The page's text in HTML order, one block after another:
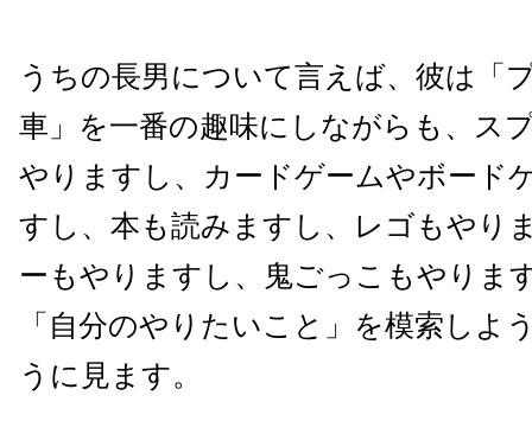
うちの長男について言えば、彼は「
車」を一番の趣味にしながらも、ス
やりますし、カードゲームやボード
すし、本も読みますし、レゴもやり
ーもやりますし、鬼ごっこもやりま
「自分のやりたいこと」を模索しよ
うに見ます。